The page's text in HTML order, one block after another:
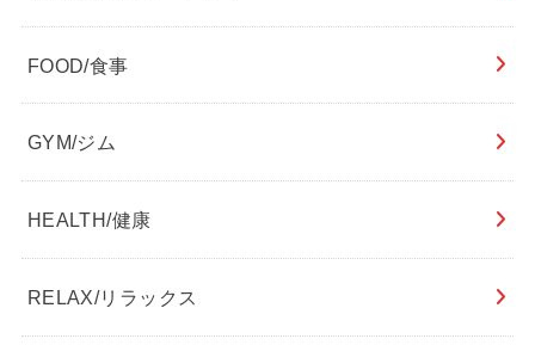
FOOD/食事
GYM/ジム
HEALTH/健康
RELAX/リラックス